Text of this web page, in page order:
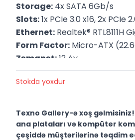
Storage: 4x SATA 6Gb/s
Slots: 1x PCIe 3.0 x16, 2x PCIe
Ethernet: Realtek® RTL8111H
Form Factor: Micro-ATX
Zəmanət: 12 Ay
Stokda yoxdur
Texno Gallery-ə xoş gəlmisiniz!
ana plataları və kompüter
çeşiddə müştərilərinə təqdim